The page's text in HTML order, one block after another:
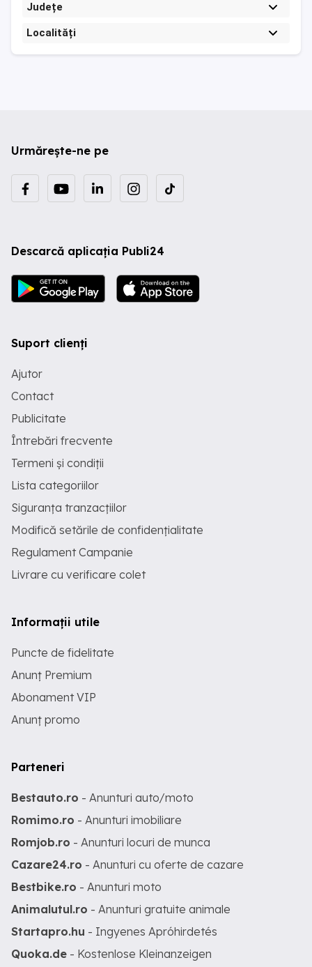
Județe
Localități
Urmărește-ne pe
Descarcă aplicația Publi24
Suport clienți
Ajutor
Contact
Publicitate
Întrebări frecvente
Termeni și condiții
Lista categoriilor
Siguranța tranzacțiilor
Modifică setările de confidențialitate
Regulament Campanie
Livrare cu verificare colet
Informații utile
Puncte de fidelitate
Anunț Premium
Abonament VIP
Anunț promo
Parteneri
Bestauto.ro - Anunturi auto/moto
Romimo.ro - Anunturi imobiliare
Romjob.ro - Anunturi locuri de munca
Cazare24.ro - Anunturi cu oferte de cazare
Bestbike.ro - Anunturi moto
Animalutul.ro - Anunturi gratuite animale
Startapro.hu - Ingyenes Apróhirdetés
Quoka.de - Kostenlose Kleinanzeigen